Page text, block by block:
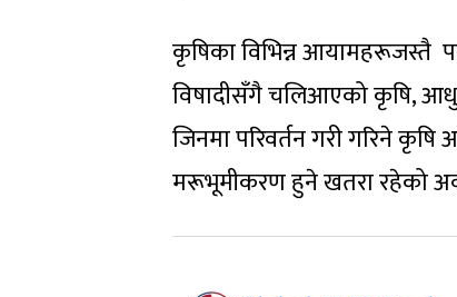
कृषिका विभिन्न आयामहरूजस्तै
विषादीसँगै चलिआएको कृषि,
जिनमा परिवर्तन गरी गरिने
मरूभूमीकरण हुने खतरा रहेको